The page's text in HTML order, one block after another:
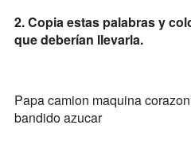
2. Copia estas palabras y
que deberían llevarla.
Papa camion maquina
bandido azucar